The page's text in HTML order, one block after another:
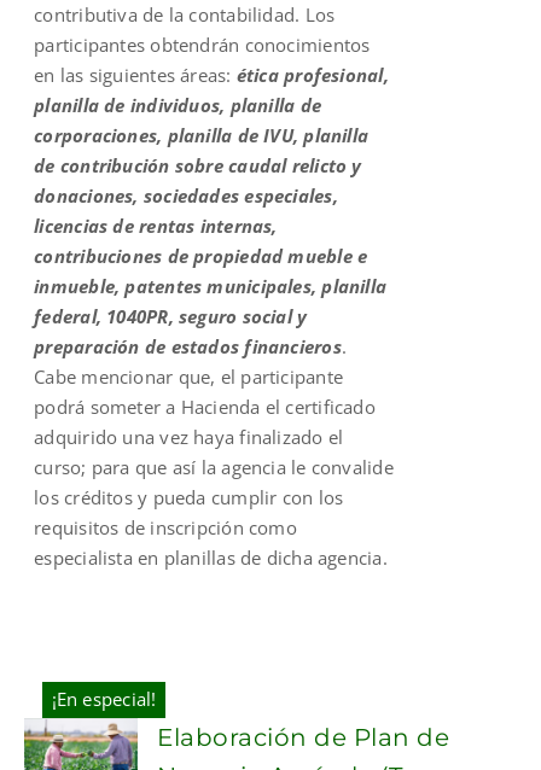
contributiva de la contabilidad. Los
participantes obtendrán conocimientos
en las siguientes áreas: ética profesional,
planilla de individuos, planilla de
corporaciones, planilla de IVU, planilla
de contribución sobre caudal relicto y
donaciones, sociedades especiales,
licencias de rentas internas,
contribuciones de propiedad mueble e
inmueble, patentes municipales, planilla
federal, 1040PR, seguro social y
preparación de estados financieros.
Cabe mencionar que, el participante
podrá someter a Hacienda el certificado
adquirido una vez haya finalizado el
curso; para que así la agencia le convalide
los créditos y pueda cumplir con los
requisitos de inscripción como
especialista en planillas de dicha agencia.
¡En especial!
ADD TO
CART
Elaboración de Plan de